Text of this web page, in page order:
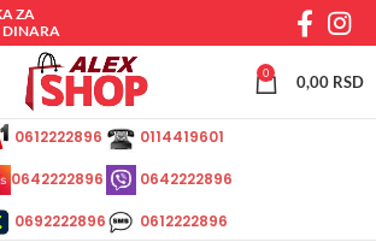
ZA
DINARA
0 0,00 RSD
0612222896
0642222896
0692222896
0114419601
0642222896
0612222896